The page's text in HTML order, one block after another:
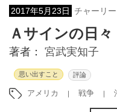
2017年5月23日 チャーリ
Ａサインの日
著者： 宮武実知子
思い出すこと 評論
アメリカ 戦争